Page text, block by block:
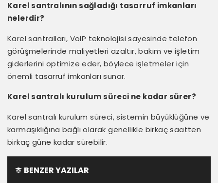
Karel santralının sağladığı tasarruf imkanları
nelerdir?
Karel santralları, VoIP teknolojisi sayesinde telefon
görüşmelerinde maliyetleri azaltır, bakım ve işletim
giderlerini optimize eder, böylece işletmeler için
önemli tasarruf imkanları sunar.
Karel santralı kurulum süreci ne kadar sürer?
Karel santralı kurulum süreci, sistemin büyüklüğüne ve
karmaşıklığına bağlı olarak genellikle birkaç saatten
birkaç güne kadar sürebilir.
BENZER YAZILAR